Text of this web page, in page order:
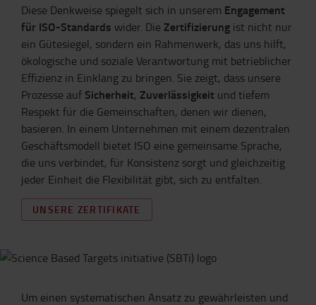
Diese Denkweise spiegelt sich in unserem Engagement
für ISO-Standards wider. Die Zertifizierung ist nicht nur
ein Gütesiegel, sondern ein Rahmenwerk, das uns hilft,
ökologische und soziale Verantwortung mit betrieblicher
Effizienz in Einklang zu bringen. Sie zeigt, dass unsere
Prozesse auf Sicherheit, Zuverlässigkeit und tiefem
Respekt für die Gemeinschaften, denen wir dienen,
basieren. In einem Unternehmen mit einem dezentralen
Geschäftsmodell bietet ISO eine gemeinsame Sprache,
die uns verbindet, für Konsistenz sorgt und gleichzeitig
jeder Einheit die Flexibilität gibt, sich zu entfalten.
UNSERE ZERTIFIKATE
Um einen systematischen Ansatz zu gewährleisten und